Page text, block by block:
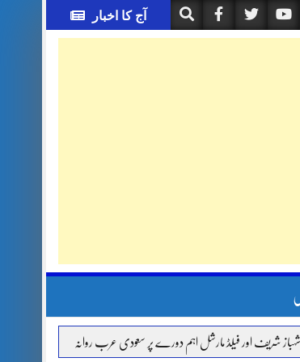
آج کا اخبار
اور فیلڈ مارشل اہم دورے پر سعودی عرب روانہ آئی ایم ایف مخصوص